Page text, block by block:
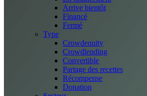
Arrive bientôt
Financé
Fermé
Type
Crowdequity
Crowdlending
Convertible
Partage des recettes
Récompense
Donation